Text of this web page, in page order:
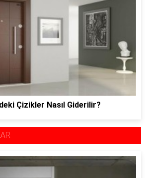
Çizikler Nasıl Giderilir?